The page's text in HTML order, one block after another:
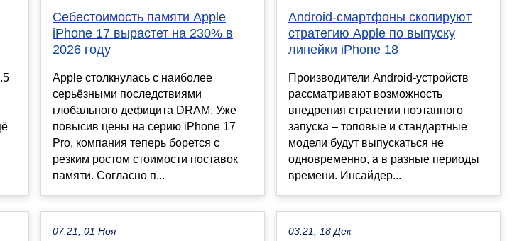
Себестоимость памяти Apple
iPhone 17 вырастет на 230% в
2026 году
Apple столкнулась с наиболее
серьёзными последствиями
глобального дефицита DRAM. Уже
повысив цены на серию iPhone 17
Pro, компания теперь борется с
резким ростом стоимости поставок
памяти. Согласно п...
07:21, 01 Ноя
Android-смартфоны скопируют
стратегию Apple по выпуску
линейки iPhone 18
Производители Android-устройств
рассматривают возможность
внедрения стратегии поэтапного
запуска – топовые и стандартные
модели будут выпускаться не
одновременно, а в разные периоды
времени. Инсайдер...
03:21, 18 Дек